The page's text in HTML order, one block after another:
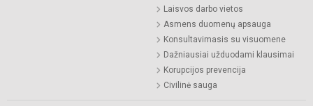
Laisvos darbo vietos
Asmens duomenų apsauga
Konsultavimasis su visuomene
Dažniausiai užduodami klausimai
Korupcijos prevencija
Civilinė sauga